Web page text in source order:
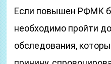
Если повышен РФМК
необходимо пройти
обследования,